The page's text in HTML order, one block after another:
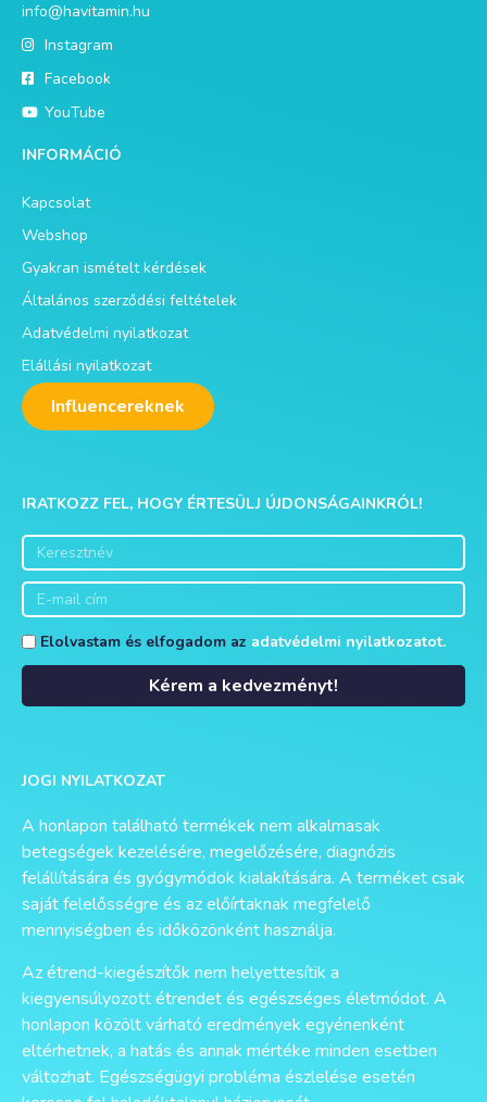
info@havitamin.hu
Instagram
Facebook
YouTube
INFORMÁCIÓ
Kapcsolat
Webshop
Gyakran ismételt kérdések
Általános szerződési feltételek
Adatvédelmi nyilatkozat
Elállási nyilatkozat
Influencereknek
IRATKOZZ FEL, HOGY ÉRTESÜLJ ÚJDONSÁGAINKRÓL!
Elolvastam és elfogadom az adatvédelmi nyilatkozatot.
Kérem a kedvezményt!
JOGI NYILATKOZAT
A honlapon található termékek nem alkalmasak
betegségek kezelésére, megelőzésére, diagnózis
felállítására és gyógymódok kialakítására. A terméket csak
saját felelősségre és az előírtaknak megfelelő
mennyiségben és időközönként használja.
Az étrend-kiegészítők nem helyettesítik a
kiegyensúlyozott étrendet és egészséges életmódot. A
honlapon közölt várható eredmények egyénenként
eltérhetnek, a hatás és annak mértéke minden esetben
változhat. Egészségügyi probléma észlelése esetén